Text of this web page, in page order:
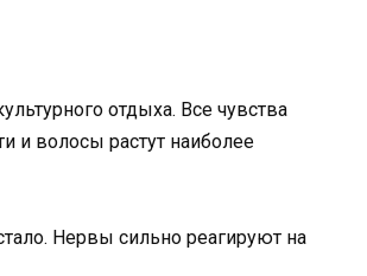
отдыха. Все чувства
и волосы растут наиболее
Нервы сильно реагируют на